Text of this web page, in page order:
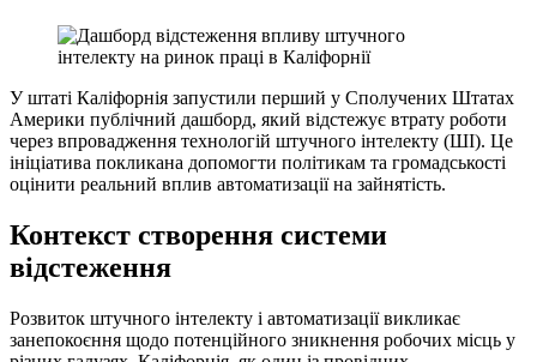
У штаті Каліфорнія запустили перший у Сполучених Штатах
Америки публічний дашборд, який відстежує втрату роботи
через впровадження технологій штучного інтелекту (ШІ). Це
ініціатива покликана допомогти політикам та громадськості
оцінити реальний вплив автоматизації на зайнятість.
Контекст створення системи
відстеження
Розвиток штучного інтелекту і автоматизації викликає
занепокоєння щодо потенційного зникнення робочих місць у